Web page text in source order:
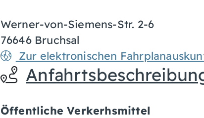
Werner-von-Siemens-Str. 2-6
76646 Bruchsal
Zur elektronischen
Öffentliche Verkerhsmittel